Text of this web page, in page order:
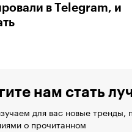
в Telegram, и
нам стать
для вас новые тренды,
о прочитанном